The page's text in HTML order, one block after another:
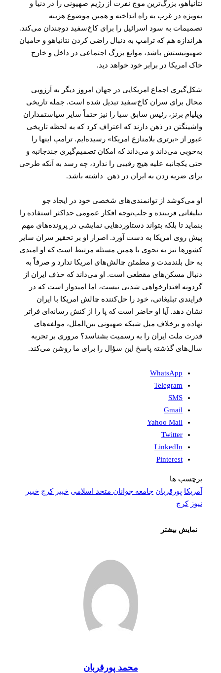
نتانیاهو، بزرگ‌ترین موج نفرت از رژیم صهیونی را در دنیا و
به‌ویژه در غرب به راه انداخته و همین موضوع هزینه
تصمیمات به سود اسرائیل را برای کاخ‌سفید دوچندان می‌کند.
هراندازه هم که ترامپ به دنبال راضی کردن نتانیاهو و حامیان
صهیونیستش باشد، موانع بزرگ اجتماعی در داخل و خارج
خاک امریکا در برابر خود خواهد دید.
شکل‌گیری اجماع امریکایی در جهان امروز دیگر به آرزویی
محال برای سران کاخ‌سفید تبدیل شده است. جمله تاریخی
ویلیام برنز، رئیس سابق سیا را نیز حتماً سایر سیاستمداران
واشینگتن در ذهن دارند که اعتراف کرد که به لحظه تاریخی
عبور از «برتری بلامنازع امریکا» رسیده‌ایم. ترامپ اینها را
به‌خوبی می‌داند و می‌داند که امکان تصمیم‌گیری چندجانبه و
حتی یکجانبه علیه هیچ رقیبی را ندارد، چه رسد به آنکه طرحی
برای ضربه زدن به ایران در ذهن داشته باشد.
او می‌کوشد از توانمندی‌های شخصی خود در ایجاد جو
تبلیغاتی فریبنده و جلب‌توجه افکار عمومی حداکثر استفاده را
بنماید تا بلکه بتواند دستاورد‌هایی نمایشی در پرونده‌های مهم
پیش روی امریکا به دست آورد. اصرار او بر تحقیر سران سایر
کشور‌ها نیز به نحوی با همین مسئله مرتبط است که او امیدی
به حل بلندمدت و مطمئن چالش‌های امریکا ندارد و صرفاً به
دنبال مسکن‌های مقطعی است. او می‌داند که حذف ایران از
گردونه اقتدارخواهی شدنی نیست، اما امیدوار است که در
فرایندی تبلیغاتی، خود را حل‌کننده چالش امریکا با ایران
نشان دهد. آیا او حاضر است که پا را از کنش رسانه‌ای فراتر
نهاده و برخلاف میل شبکه صهیونی بین‌الملل، مؤلفه‌های
قدرت ملت ایران را به رسمیت بشناسد؟ مروری بر تجربه
سال‌های گذشته پاسخ این سؤال را برای ما روشن می‌کند.
WhatsApp
Telegram
SMS
Gmail
Yahoo Mail
Twitter
LinkedIn
Pinterest
برچسب ها
آمریکا پورقربان جامعه جوانان متحد اسلامی خبیر کرج خبیر
نیوز کرج
نمایش بیشتر
محمد پورقربان